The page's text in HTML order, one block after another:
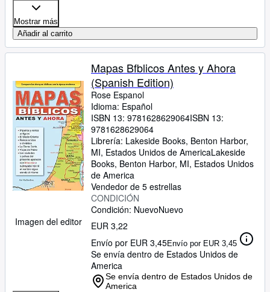
Mostrar más
Añadir al carrito
Imagen del editor
Mapas Bfblicos Antes y Ahora
(Spanish Edition)
Rose Espanol
Idioma: Español
ISBN 13: 9781628629064ISBN 13:
9781628629064
Librería: Lakeside Books, Benton Harbor,
MI, Estados Unidos de AmericaLakeside
Books, Benton Harbor, MI, Estados Unidos
de America
Vendedor de 5 estrellas
CONDICIÓN
Condición: NuevoNuevo
EUR 3,22
Envío por EUR 3,45Envío por EUR 3,45
Se envía dentro de Estados Unidos de
America
Se envía dentro de Estados Unidos de
America